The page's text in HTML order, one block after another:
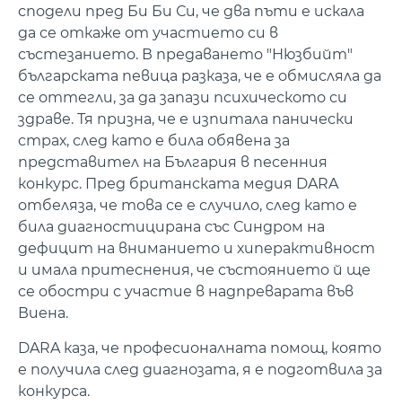
сподели пред Би Би Си, че два пъти е искала
да се откаже от участието си в
състезанието. В предаването "Нюзбийт"
българската певица разказа, че е обмисляла да
се оттегли, за да запази психическото си
здраве. Тя призна, че е изпитала панически
страх, след като е била обявена за
представител на България в песенния
конкурс. Пред британската медия DARA
отбеляза, че това се е случило, след като е
била диагностицирана със Синдром на
дефицит на вниманието и хиперактивност
и имала притеснения, че състоянието й ще
се обостри с участие в надпреварата във
Виена.
DARA каза, че професионалната помощ, която
е получила след диагнозата, я е подготвила за
конкурса.